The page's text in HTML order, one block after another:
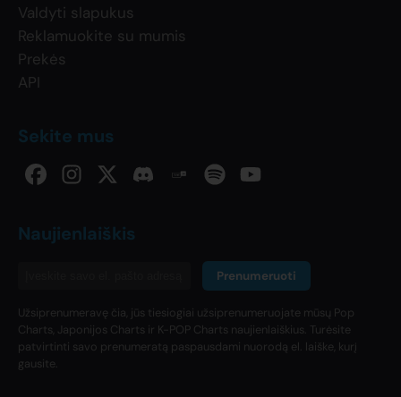
Valdyti slapukus
Reklamuokite su mumis
Prekės
API
Sekite mus
Naujienlaiškis
Prenumeruoti
Užsiprenumeravę čia, jūs tiesiogiai užsiprenumeruojate mūsų Pop
Charts, Japonijos Charts ir K-POP Charts naujienlaiškius. Turėsite
patvirtinti savo prenumeratą paspausdami nuorodą el. laiške, kurį
gausite.